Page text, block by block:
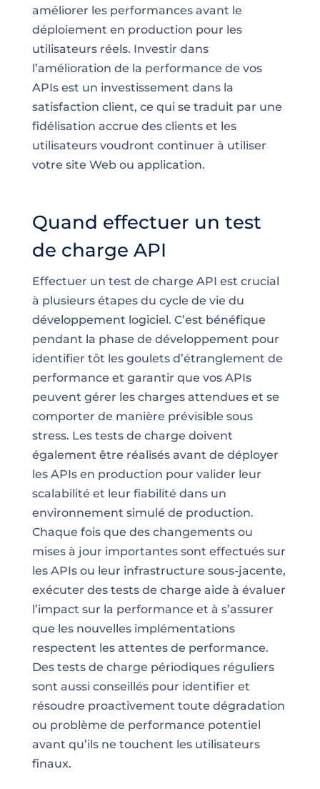
améliorer les performances avant le
déploiement en production pour les
utilisateurs réels. Investir dans
l’amélioration de la performance de vos
APIs est un investissement dans la
satisfaction client, ce qui se traduit par une
fidélisation accrue des clients et les
utilisateurs voudront continuer à utiliser
votre site Web ou application.
Quand effectuer un test
de charge API
Effectuer un test de charge API est crucial
à plusieurs étapes du cycle de vie du
développement logiciel. C’est bénéfique
pendant la phase de développement pour
identifier tôt les goulets d’étranglement de
performance et garantir que vos APIs
peuvent gérer les charges attendues et se
comporter de manière prévisible sous
stress. Les tests de charge doivent
également être réalisés avant de déployer
les APIs en production pour valider leur
scalabilité et leur fiabilité dans un
environnement simulé de production.
Chaque fois que des changements ou
mises à jour importantes sont effectués sur
les APIs ou leur infrastructure sous-jacente,
exécuter des tests de charge aide à évaluer
l’impact sur la performance et à s’assurer
que les nouvelles implémentations
respectent les attentes de performance.
Des tests de charge périodiques réguliers
sont aussi conseillés pour identifier et
résoudre proactivement toute dégradation
ou problème de performance potentiel
avant qu’ils ne touchent les utilisateurs
finaux.